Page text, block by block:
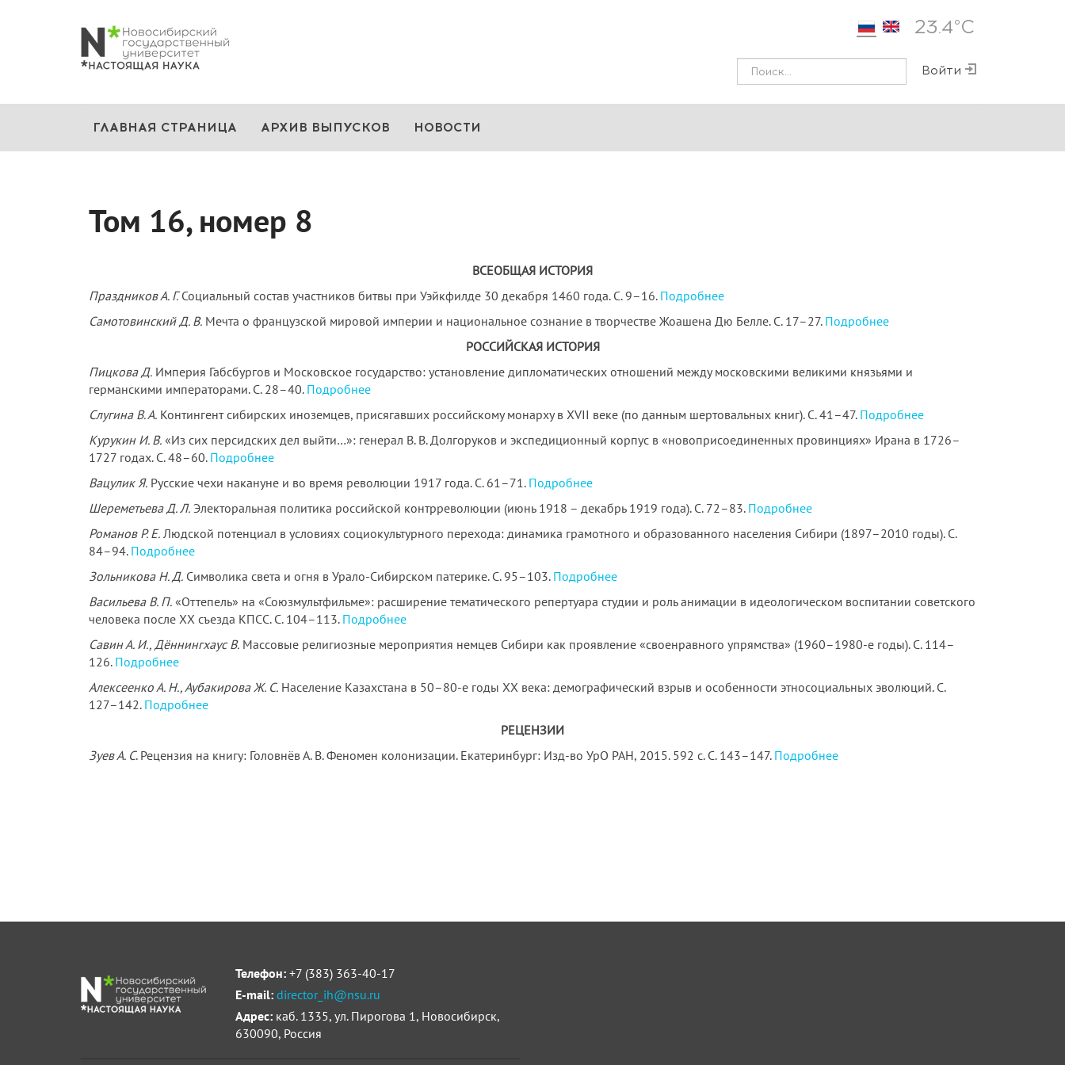
23.4°С
Войти
ГЛАВНАЯ СТРАНИЦА АРХИВ ВЫПУСКОВ НОВОСТИ
Том 16, номер 8
ВСЕОБЩАЯ ИСТОРИЯ
Праздников А. Г.Социальный состав участников битвы при Уэйкфилде 30 декабря 1460 года. С. 9–16. Подробнее
Самотовинский Д. В. Мечта о французской мировой империи и национальное сознание в творчестве Жоашена Дю Белле. С. 17–27. Подробнее
РОССИЙСКАЯ ИСТОРИЯ
Пицкова Д. Империя Габсбургов и Московское государство: установление дипломатических отношений между московскими великими князьями и
германскими императорами. С. 28–40. Подробнее
Слугина В. А. Контингент сибирских иноземцев, присягавших российскому монарху в XVII веке (по данным шертовальных книг). С. 41–47. Подробнее
Курукин И. В. «Из сих персидских дел выйти…»: генерал В. В. Долгоруков и экспедиционный корпус в «новоприсоединенных провинциях» Ирана в 1726–
1727 годах. С. 48–60. Подробнее
Вацулик Я. Русские чехи накануне и во время революции 1917 года. С. 61–71. Подробнее
Шереметьева Д. Л. Электоральная политика российской контрреволюции (июнь 1918 – декабрь 1919 года). С. 72–83. Подробнее
Романов Р. Е. Людской потенциал в условиях социокультурного перехода: динамика грамотного и образованного населения Сибири (1897–2010 годы). С.
84–94. Подробнее
Зольникова Н. Д. Символика света и огня в Урало-Сибирском патерике. С. 95–103. Подробнее
Васильева В. П. «Оттепель» на «Союзмультфильме»: расширение тематического репертуара студии и роль анимации в идеологическом воспитании советского
человека после XX съезда КПСС. С. 104–113. Подробнее
Савин А. И., Дённингхаус В. Массовые религиозные мероприятия немцев Сибири как проявление «своенравного упрямства» (1960–1980-е годы). С. 114–
126. Подробнее
Алексеенко А. Н., Аубакирова Ж. С. Население Казахстана в 50–80-е годы XX века: демографический взрыв и особенности этносоциальных эволюций. С.
127–142. Подробнее
РЕЦЕНЗИИ
Зуев А. С. Рецензия на книгу: Головнёв А. В. Феномен колонизации. Екатеринбург: Изд-во УрО РАН, 2015. 592 с. С. 143–147. Подробнее
Телефон: +7 (383) 363-40-17
E-mail: director_ih@nsu.ru
Адрес: каб. 1335, ул. Пирогова 1, Новосибирск,
630090, Россия